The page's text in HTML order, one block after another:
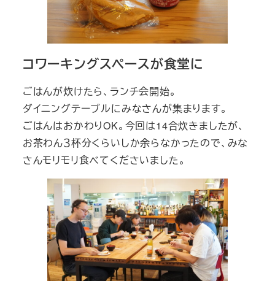
コワーキングスペースが食堂に
ごはんが炊けたら、ランチ会開始。
ダイニングテーブルにみなさんが集まります。
ごはんはおかわりOK。今回は14合炊きましたが、
お茶わん３杯分くらいしか余らなかったので、みな
さんモリモリ食べてくださいました。